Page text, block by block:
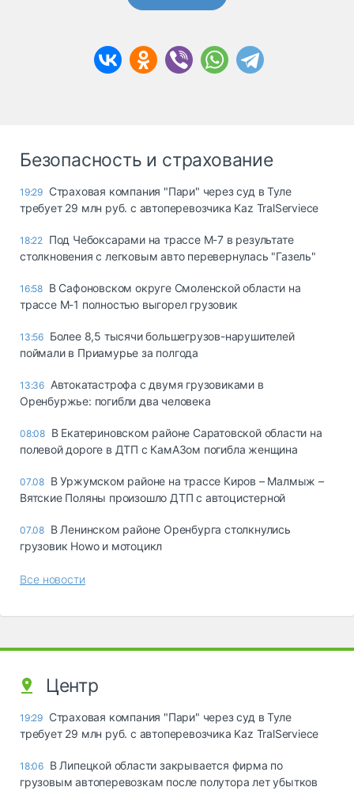
Безопасность и страхование
19:29 Страховая компания "Пари" через суд в Туле
требует 29 млн руб. с автоперевозчика Kaz TralServiece
18:22 Под Чебоксарами на трассе М-7 в результате
столкновения с легковым авто перевернулась "Газель"
16:58 В Сафоновском округе Смоленской области на
трассе М-1 полностью выгорел грузовик
13:56 Более 8,5 тысячи большегрузов-нарушителей
поймали в Приамурье за полгода
13:36 Автокатастрофа с двумя грузовиками в
Оренбуржье: погибли два человека
08:08 В Екатериновском районе Саратовской области на
полевой дороге в ДТП с КамАЗом погибла женщина
07.08 В Уржумском районе на трассе Киров – Малмыж –
Вятские Поляны произошло ДТП с автоцистерной
07.08 В Ленинском районе Оренбурга столкнулись
грузовик Howo и мотоцикл
Все новости
Центр
19:29 Страховая компания "Пари" через суд в Туле
требует 29 млн руб. с автоперевозчика Kaz TralServiece
18:06 В Липецкой области закрывается фирма по
грузовым автоперевозкам после полутора лет убытков